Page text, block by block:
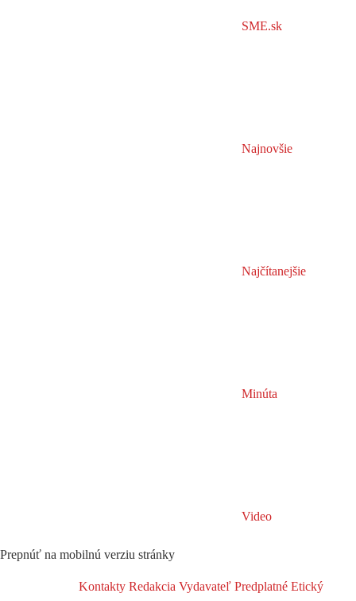
SME.sk
Najnovšie
Najčítanejšie
Minúta
Video
Prepnúť na mobilnú verziu stránky
Kontakty Redakcia Vydavateľ Predplatné Etický